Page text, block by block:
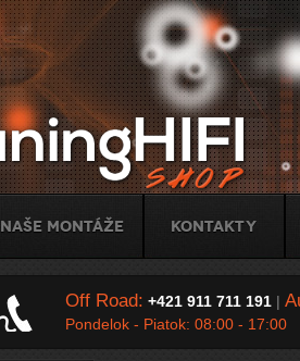
Naše montáže Kontakty
Off Road: +421 911 711 191|
Pondelok - Piatok: 08:00 - 17:00